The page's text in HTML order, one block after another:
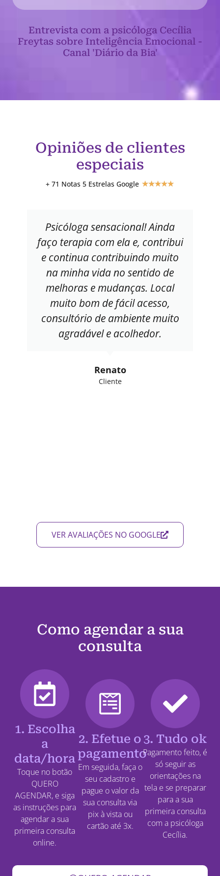
Entrevista com a psicóloga Cecília
Freytas sobre Inteligência Emocional -
Canal 'Diário da Bia'
Opiniões de clientes
especiais
+ 71 Notas 5 Estrelas Google ★★★★★
Psicóloga sensacional! Ainda
faço terapia com ela e, contribui
e continua contribuindo muito
na minha vida no sentido de
melhoras e mudanças. Local
muito bom de fácil acesso,
consultório de ambiente muito
agradável e acolhedor.
Renato
Cliente
VER AVALIAÇÕES NO GOOGLE
Como agendar a sua
consulta
1. Escolha
a
data/hora
Toque no botão
QUERO
AGENDAR, e siga
as instruções para
agendar a sua
primeira consulta
online.
2. Efetue o
pagamento
Em seguida, faça o
seu cadastro e
pague o valor da
sua consulta via
pix à vista ou
cartão até 3x.
3. Tudo ok
Pagamento feito, é
só seguir as
orientações na
tela e se preparar
para a sua
primeira consulta
com a psicóloga
Cecília.